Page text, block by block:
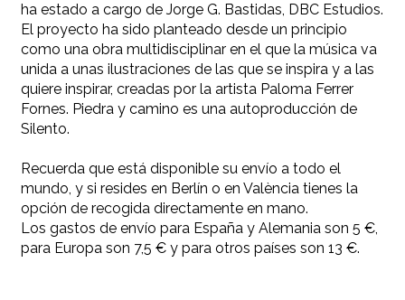
ha estado a cargo de Jorge G. Bastidas, DBC Estudios.
El proyecto ha sido planteado desde un principio
como una obra multidisciplinar en el que la música va
unida a unas ilustraciones de las que se inspira y a las
quiere inspirar, creadas por la artista Paloma Ferrer
Fornes. Piedra y camino es una autoproducción de
Silento.
Recuerda que está disponible su envío a todo el
mundo, y si resides en Berlín o en València tienes la
opción de recogida directamente en mano.
Los gastos de envío para España y Alemania son 5 €,
para Europa son 7,5 € y para otros países son 13 €.